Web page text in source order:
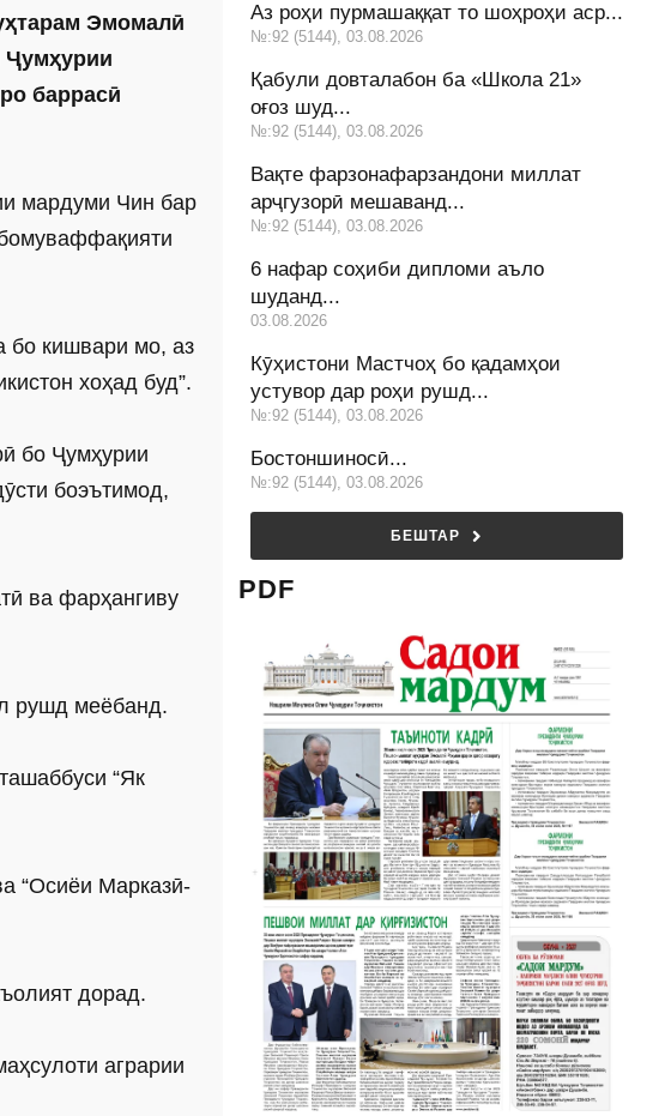
Эмомалӣ
Ҷумҳурии
баррасӣ
мардуми Чин бар
бо кишвари мо, аз
хоҳад буд”.
бо Ҷумҳурии
боэътимод,
ва фарҳангиву
рушд меёбанд.
“Як
“Осиёи Марказӣ-
дорад.
аграрии
Аз роҳи пурмашаққат то шоҳроҳи аср...
№:92 (5144), 03.08.2026
Қабули довталабон ба «Школа 21»
оғоз шуд...
№:92 (5144), 03.08.2026
Вақте фарзонафарзандони миллат
арҷгузорӣ мешаванд...
№:92 (5144), 03.08.2026
6 нафар соҳиби дипломи аъло
шуданд...
03.08.2026
Кӯҳистони Мастчоҳ бо қадамҳои
устувор дар роҳи рушд...
№:92 (5144), 03.08.2026
Бостоншиносӣ...
№:92 (5144), 03.08.2026
БЕШТАР
PDF